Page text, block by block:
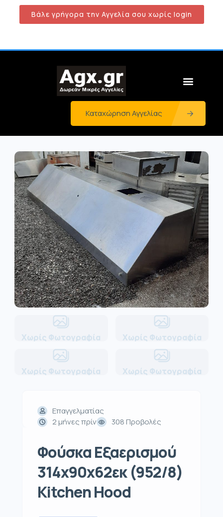
Βάλε γρήγορα την Αγγελία σου χωρίς login
Καταχώρηση Αγγελίας
Χωρίς Φωτογραφία Χωρίς Φωτογραφία
Χωρίς Φωτογραφία Χωρίς Φωτογραφία
Επαγγελματίας
2 μήνες πρίν
308 Προβολές
Φούσκα Εξαερισμού
314x90x62εκ (952/8)
Kitchen Hood